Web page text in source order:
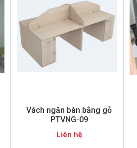
Vách ngăn bàn bằng gỗ
PTVNG-09
Liên hệ